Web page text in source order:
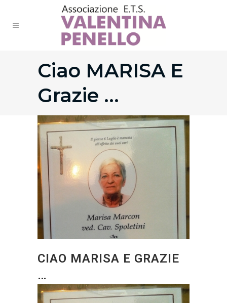
Ciao MARISA E
Grazie …
CIAO MARISA E GRAZIE
…